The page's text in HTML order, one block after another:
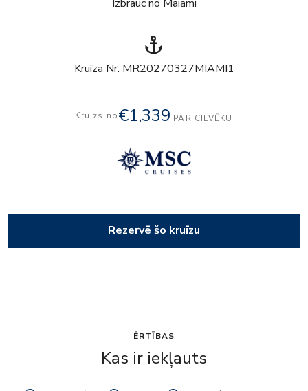
Izbrauc no Maiami
anchor
Kruīza Nr: MR20270327MIAMI1
Kruīzs no€1,339 PAR CILVĒKU
Rezervē šo kruīzu
ĒRTĪBAS
Kas ir iekļauts